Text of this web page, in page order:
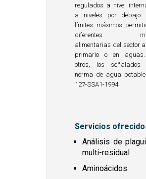
regulados a nivel
a niveles por debajo
límites máximos
diferentes
alimentarias del sector
primario o en
otros, los
norma de agua
127-SSA1-1994.
Servicios
Análisis de
multi-residual
Aminoácidos